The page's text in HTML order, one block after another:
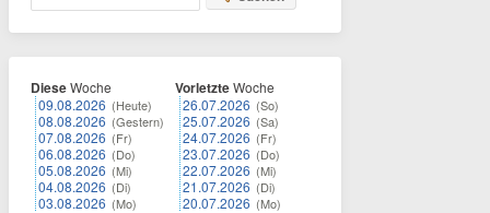
DieseWoche
09.08.2026 (Heute)
08.08.2026 (Gestern)
07.08.2026 (Fr)
06.08.2026 (Do)
05.08.2026 (Mi)
04.08.2026 (Di)
03.08.2026 (Mo)
VorletzteWoche
26.07.2026 (So)
25.07.2026 (Sa)
24.07.2026 (Fr)
23.07.2026 (Do)
22.07.2026 (Mi)
21.07.2026 (Di)
20.07.2026 (Mo)